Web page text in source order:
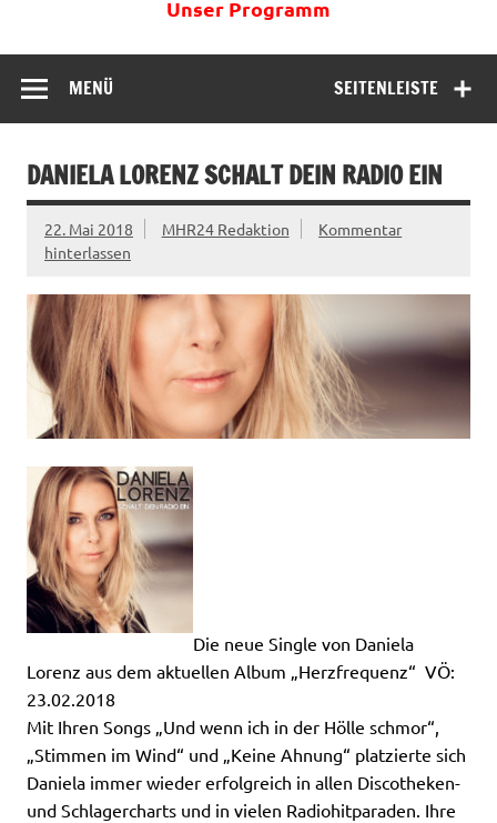
Unser Programm
SEITENLEISTE
MENÜ
DANIELA LORENZ SCHALT DEIN RADIO EIN
22. Mai 2018 MHR24 Redaktion
Kommentar
hinterlassen
Die neue Single von Daniela
Lorenz aus dem aktuellen Album „Herzfrequenz“ VÖ:
23.02.2018
Mit Ihren Songs „Und wenn ich in der Hölle schmor“,
„Stimmen im Wind“ und „Keine Ahnung“ platzierte sich
Daniela immer wieder erfolgreich in allen Discotheken-
und Schlagercharts und in vielen Radiohitparaden. Ihre